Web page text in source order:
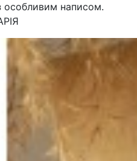
написом.